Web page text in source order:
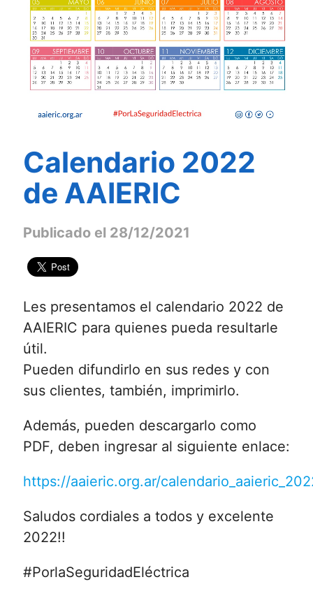
Calendario 2022
de AAIERIC
Publicado el 28/12/2021
Les presentamos el calendario 2022 de
AAIERIC para quienes pueda resultarle
útil.
Pueden difundirlo en sus redes y con
sus clientes, también, imprimirlo.
Además, pueden descargarlo como
PDF, deben ingresar al siguiente enlace:
https://aaieric.org.ar/
Saludos cordiales a todos y excelente
2022!!
#PorlaSeguridadEléctrica